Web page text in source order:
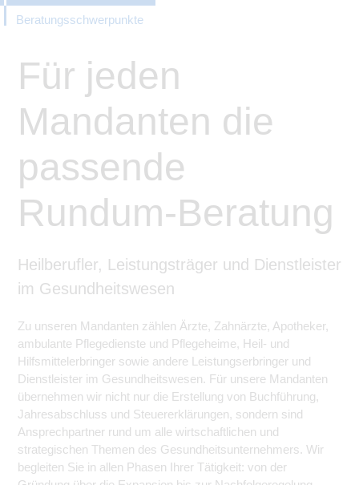
Beratungsschwerpunkte
Für jeden
Mandanten die
passende
Rundum-Beratung
Heilberufler, Leistungsträger und Dienstleister
im Gesundheitswesen
Zu unseren Mandanten zählen Ärzte, Zahnärzte, Apotheker,
ambulante Pflegedienste und Pflegeheime, Heil- und
Hilfsmittelerbringer sowie andere Leistungserbringer und
Dienstleister im Gesundheitswesen. Für unsere Mandanten
übernehmen wir nicht nur die Erstellung von Buchführung,
Jahresabschluss und Steuererklärungen, sondern sind
Ansprechpartner rund um alle wirtschaftlichen und
strategischen Themen des Gesundheitsunternehmers. Wir
begleiten Sie in allen Phasen Ihrer Tätigkeit: von der